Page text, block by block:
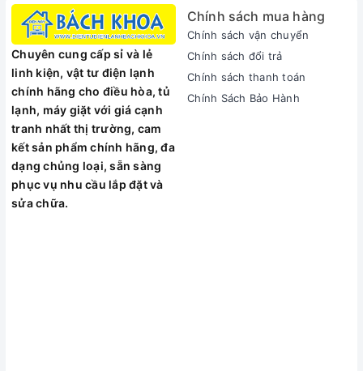
Động cơ công suất lớn 300W, lõi mô tơ được quấn bằng
dây đồng nguyên chất, giúp tăng tuổi thọ sử dụng.
An toàn cho sức khỏe với 2 bộ que trộn bằng inox không
gỉ.
Thiết kế sang trọng, nhỏ gọn, vừa tay vô cùng thuận tiện
khi sử dụng.
Sản phẩm đạt tiêu chuẩn chất lượng Châu Âu.
Chuyên cung cấp sỉ và lẻ
linh kiện, vật tư điện lạnh
chính hãng cho điều hòa, tủ
lạnh, máy giặt với giá cạnh
tranh nhất thị trường, cam
kết sản phẩm chính hãng, đa
dạng chủng loại, sẵn sàng
phục vụ nhu cầu lắp đặt và
sửa chữa.
Chính sách mua hàng
Chính sách vận chuyển
Chính sách đổi trả
Chính sách thanh toán
Chính Sách Bảo Hành